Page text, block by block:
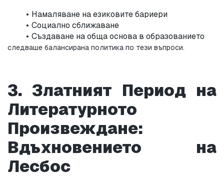
Намаляване на езиковите бариери
Социално сближаване
Създаване на обща основа в образованието
следваше балансирана политика по тези въпроси.
3. Златният Период на
Литературното
Произвеждане:
Вдъхновението на
Лесбос